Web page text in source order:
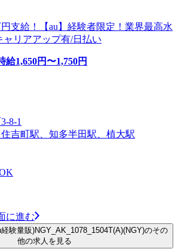
支給！【au】経験者限定！業界最高水
リアアップ有/日払い
給1,650円〜1,750円
8-1
吉町駅、知多半田駅、植大駅
に進む
験量販)NGY_AK_1078_1504T(A)(NGY)のその
他の求人を見る